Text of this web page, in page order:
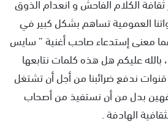
العمومية تساهم بشكل كبير في
معنى إستدعاء صاحب أغنية ” سايس
عليكم هل هذه كلمات نتابعها
ندفع ضرائبنا من أجل أن تشتغل
بدل من أن نستفيذ من أصحاب
الهادفة .